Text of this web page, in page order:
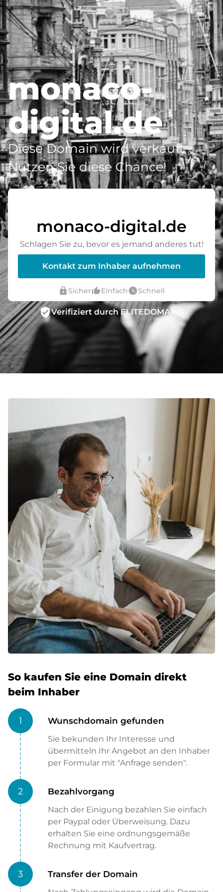
monaco-
digital.de
Diese Domain wird verkauft -
Nutzen Sie diese Chance!
monaco-digital.de
Schlagen Sie zu, bevor es jemand anderes tut!
Kontakt zum Inhaber aufnehmen
lock Sicherthumb_up_altEinfachwatch_laterSchnell
verified_userVerifiziert durch ELITEDOMAINS
So kaufen Sie eine Domain direkt
beim Inhaber
1 Wunschdomain gefunden
Sie bekunden Ihr Interesse und
übermitteln Ihr Angebot an den Inhaber
per Formular mit "Anfrage senden".
2 Bezahlvorgang
Nach der Einigung bezahlen Sie einfach
per Paypal oder Überweisung. Dazu
erhalten Sie eine ordnungsgemäße
Rechnung mit Kaufvertrag.
3 Transfer der Domain